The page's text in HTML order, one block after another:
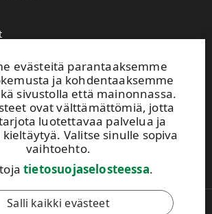
evästeitä parantaaksemme
ja kohdentaaksemme
sivustolla että mainonnassa.
ovat välttämättömiä, jotta
luotettavaa palvelua ja
Valitse sinulle sopiva
vaihtoehto.
tietosuojaselosteessa.
Salli kaikki evästeet
reCAPTCHA-palvelun
käyttöehdot